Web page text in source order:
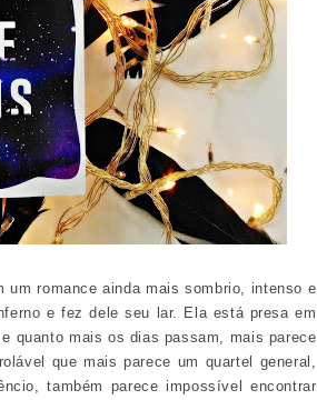
romance ainda mais sombrio, intenso e
e fez dele seu lar. Ela está presa em
quanto mais os dias passam, mais parece
que mais parece um quartel general,
também parece impossível encontrar